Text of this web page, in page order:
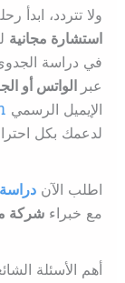
ولا تتردد، ابدأ
استشارة مجانية
في دراسة
عبرالواتس أو
الإيميل الرسمي
لدعمك بكل
اطلب الآن
مع خبراء شركة
أهم الأسئلة